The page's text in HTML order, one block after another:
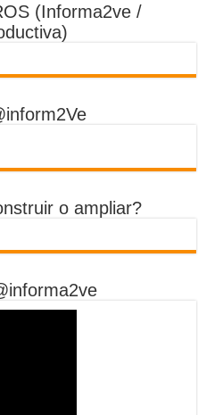
(Informa2ve /
o ampliar?